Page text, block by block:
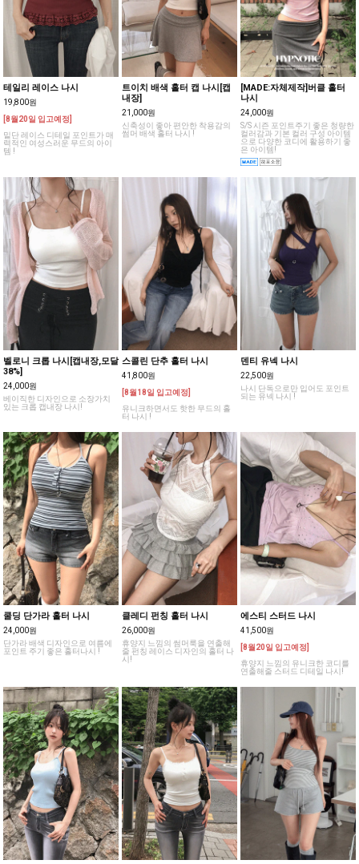
테일리 레이스 나시
19,800원
[8월20일 입고예정]
밑단 레이스 디테일 포인트가 매
력적인 여성스러운 무드의 아이
템 !
트이치 배색 홀터 캡 나시[캡
내장]
21,000원
신축성이 좋아 편안한 착용감의
썸머 배색 홀터 나시 !
[MADE:자체제작]버클 홀터
나시
24,000원
S/S 시즌 포인트주기 좋은 청량한
컬러감과 기본 컬러 구성 아이템
으로 다양한 코디에 활용하기 좋
은 아이템!
벨로니 크롭 나시[캡내장,모달
38%]
24,000원
베이직한 디자인으로 소장가치
있는 크롭 캡내장 나시!
스콜린 단추 홀터 나시
41,800원
[8월18일 입고예정]
유니크하면서도 핫한 무드의 홀
터 나시 !
덴티 유넥 나시
22,500원
나시 단독으로만 입어도 포인트
되는 유넥 나시 !
쿨딩 단가라 홀터 나시
24,000원
단가라 배색 디자인으로 여름에
포인트 주기 좋은 홀터나시 !
클레디 펀칭 홀터 나시
26,000원
휴양지 느낌의 썸머룩을 연출해
줄 펀칭 레이스 디자인의 홀터 나
시!
에스티 스터드 나시
41,500원
[8월20일 입고예정]
휴양지 느낌의 유니크한 코디를
연출해줄 스터드 디테일 나시!